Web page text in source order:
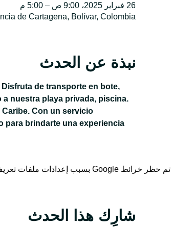
26 فبراير 2025، 9:00 ص – 5:00 م
de Cartagena, Bolívar, Colombia
نبذة عن الحدث
de transporte en bote,
nuestra playa privada, piscina.
Con un servicio
para brindarte una experiencia
تم حظر خرائط Google بسبب إعدادات ملفات تعريف الارتباط التحليلية والوظيفية لديك.
شارِك هذا الحدث